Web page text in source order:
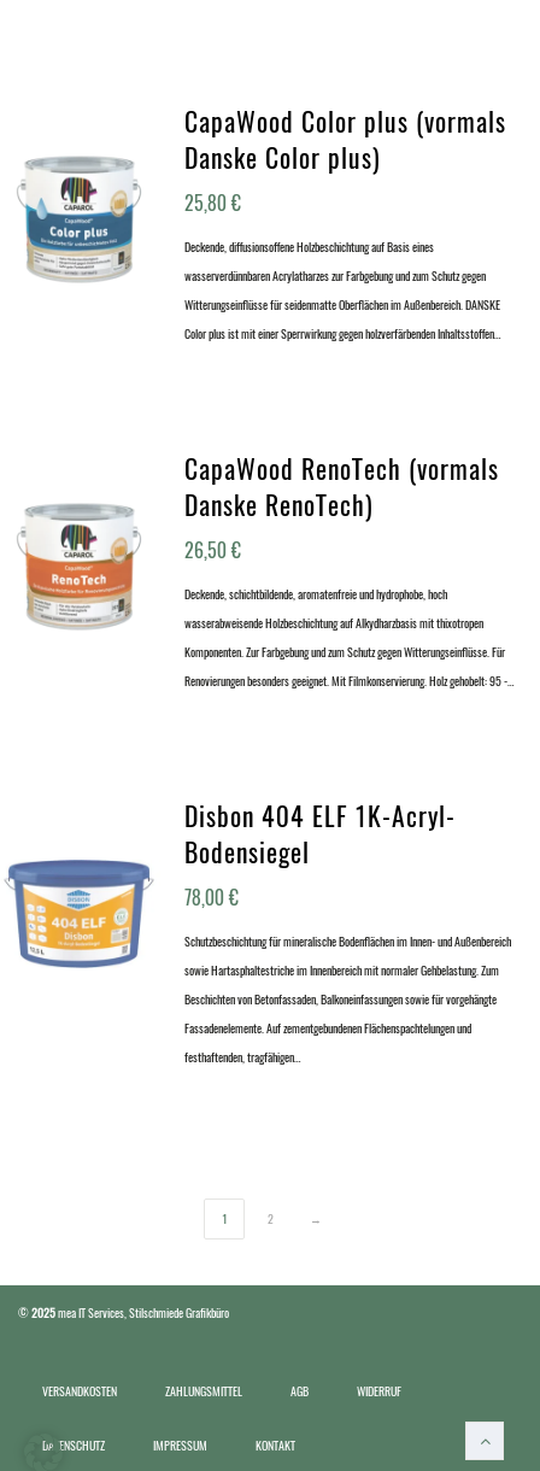
CapaWood Color plus (vormals
Danske Color plus)
25,80€
Deckende, diffusionsoffene Holzbeschichtung auf Basis eines
wasserverdünnbaren Acrylatharzes zur Farbgebung und zum Schutz gegen
Witterungseinflüsse für seidenmatte Oberflächen im Außenbereich. DANSKE
Color plus ist mit einer Sperrwirkung gegen holzverfärbenden Inhaltsstoffen…
CapaWood RenoTech (vormals
Danske RenoTech)
26,50€
Deckende, schichtbildende, aromatenfreie und hydrophobe, hoch
wasserabweisende Holzbeschichtung auf Alkydharzbasis mit thixotropen
Komponenten. Zur Farbgebung und zum Schutz gegen Witterungseinflüsse. Für
Renovierungen besonders geeignet. Mit Filmkonservierung. Holz gehobelt: 95 -…
Disbon 404 ELF 1K-Acryl-
Bodensiegel
78,00€
Schutzbeschichtung für mineralische Bodenflächen im Innen- und Außenbereich
sowie Hartasphaltestriche im Innenbereich mit normaler Gehbelastung. Zum
Beschichten von Betonfassaden, Balkoneinfassungen sowie für vorgehängte
Fassadenelemente. Auf zementgebundenen Flächenspachtelungen und
festhaftenden, tragfähigen…
1 2 →
©2025mea IT Services Stilschmiede Grafikbüro
VERSANDKOSTEN ZAHLUNGSMITTEL AGB WIDERRUF
DATENSCHUTZ IMPRESSUM KONTAKT